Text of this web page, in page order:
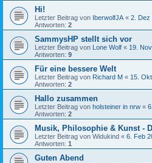
Hi!
Letzter Beitrag von IberwolfJA « 2. Dez
Antworten: 2
SammysHP stellt sich vor
Letzter Beitrag von Lone Wolf « 19.
Antworten: 9
Für eine bessere Welt
Letzter Beitrag von Richard M « 15.
Antworten: 2
Hallo zusammen
Letzter Beitrag von holsteiner in nrw «
Antworten: 2
Musik, Philosophie & Kunst -
Letzter Beitrag von Widukind « 6. Feb
Antworten: 1
Guten Abend